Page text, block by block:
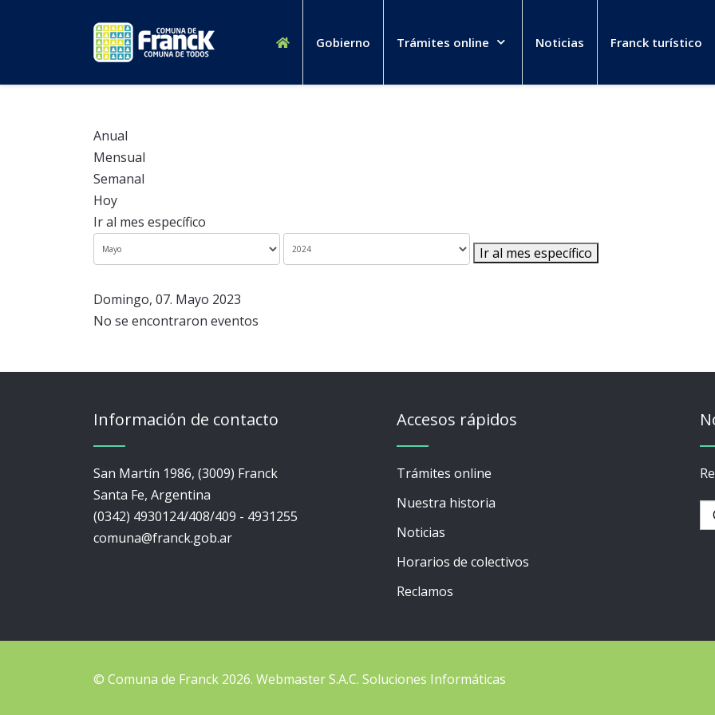
Gobierno Trámites online Noticias Franck turístico
Anual
Mensual
Semanal
Hoy
Ir al mes específico
Ir al mes específico
Domingo, 07. Mayo 2023
No se encontraron eventos
Información de contacto
San Martín 1986, (3009) Franck
Santa Fe, Argentina
(0342) 4930124/408/409 - 4931255
comuna@franck.gob.ar
Accesos rápidos
Trámites online
Nuestra historia
Noticias
Horarios de colectivos
Reclamos
© Comuna de Franck 2026. WebmasterS.A.C. Soluciones Informáticas